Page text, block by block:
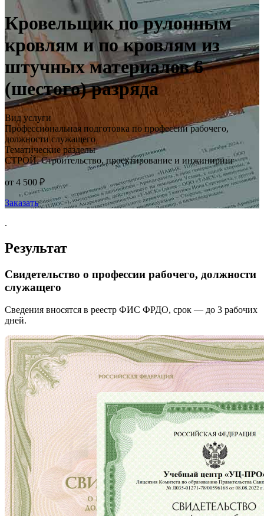
Кровельщик по рулонным
кровлям и по кровлям из
штучных материалов 6
(шестого) разряда
Вид услуги
Профессиональная подготовка по профессии рабочего,
должности служащего
Тематические разделы
СТРОЙ. Строительство, проектирование и инжиниринг
от 4 500 ₽
Заказать
.
Результат
Свидетельство о профессии рабочего, должности
служащего
Сведения вносятся в реестр ФИС ФРДО, срок — до 3 рабочих
дней.